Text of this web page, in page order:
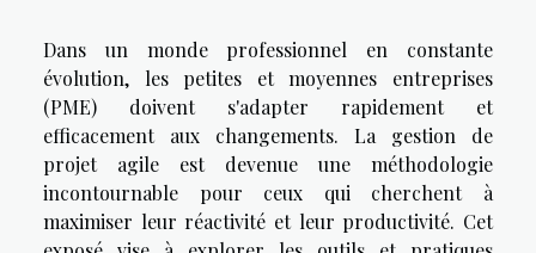
Dans un monde professionnel en constante
évolution, les petites et moyennes entreprises
(PME) doivent s'adapter rapidement et
efficacement aux changements. La gestion de
projet agile est devenue une méthodologie
incontournable pour ceux qui cherchent à
maximiser leur réactivité et leur productivité. Cet